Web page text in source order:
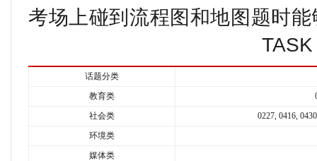
考场上碰到流程图和地图题时
话题分类
教育类
社会类
0227, 0416,
环境类
媒体类